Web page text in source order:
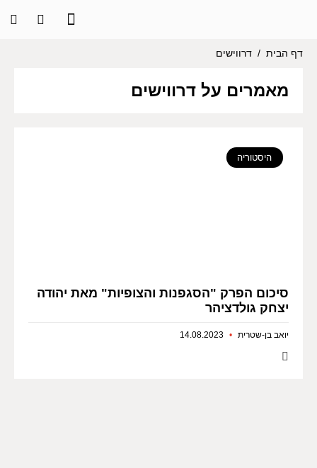
דף הבית / דרווישים
מאמרים על דרווישים
היסטוריה
סיכום הפרק "הסגפנות והצופיות" מאת יהודה
יצחק גולדציהר
יואב בן-שטרית